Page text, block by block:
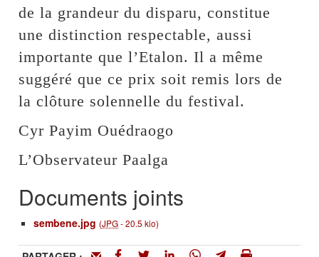
de la grandeur du disparu, constitue
une distinction respectable, aussi
importante que l’Etalon. Il a même
suggéré que ce prix soit remis lors de
la clôture solennelle du festival.
Cyr Payim Ouédraogo
L’Observateur Paalga
Documents joints
sembene.jpg (JPG-20.5 kio)